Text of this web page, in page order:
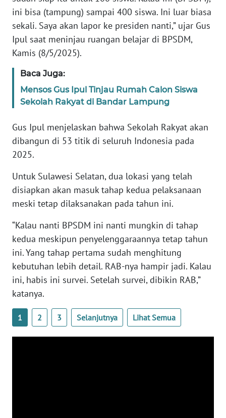
ini bisa (tampung) sampai 400 siswa. Ini luar biasa
sekali. Saya akan lapor ke presiden nanti,” ujar Gus
Ipul saat meninjau ruangan belajar di BPSDM,
Kamis (8/5/2025).
Baca Juga:
Mensos Gus Ipul Tinjau Rumah Calon Siswa
Sekolah Rakyat di Bandar Lampung
Gus Ipul menjelaskan bahwa Sekolah Rakyat akan
dibangun di 53 titik di seluruh Indonesia pada
2025.
Untuk Sulawesi Selatan, dua lokasi yang telah
disiapkan akan masuk tahap kedua pelaksanaan
meski tetap dilaksanakan pada tahun ini.
“Kalau nanti BPSDM ini nanti mungkin di tahap
kedua meskipun penyelenggaraannya tetap tahun
ini. Yang tahap pertama sudah menghitung
kebutuhan lebih detail. RAB-nya hampir jadi. Kalau
ini, habis ini survei. Setelah survei, dibikin RAB,”
katanya.
1 2 3 Selanjutnya Lihat Semua
DISCLAIMER
Wahana
News
WN
SUMUT
WN
JAKARTA
JABAR
WN
WN
NTT
WN
KEPRI
WN
PAPUA